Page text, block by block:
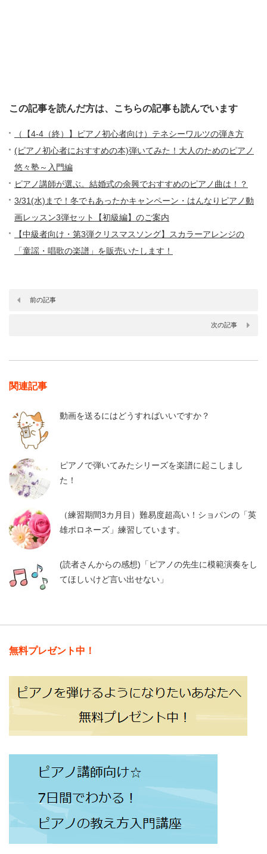
この記事を読んだ方は、こちらの記事も読んでいます
（【4-4（終）】ピアノ初心者向け）テネシーワルツの弾き方
(ピアノ初心者におすすめの本)弾いてみた！大人のためのピアノ
悠々塾～入門編
ピアノ講師が選ぶ。結婚式の余興でおすすめのピアノ曲は！？
3/31(水)まで！冬でもあったかキャンペーン・はんなりピアノ動
画レッスン3弾セット【初級編】のご案内
【中級者向け・第3弾クリスマスソング】スカラーアレンジの
「童謡・唱歌の楽譜」を販売いたします！
前の記事
次の記事
関連記事
動画を送るにはどうすればいいですか？
ピアノで弾いてみたシリーズを楽譜に起こしまし
た！
（練習期間3カ月目）難易度超高い！ショパンの「英
雄ポロネーズ」練習しています。
(読者さんからの感想)「ピアノの先生に模範演奏をし
てほしいけど言い出せない」
無料プレゼント中！